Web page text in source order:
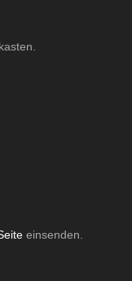
einsenden.